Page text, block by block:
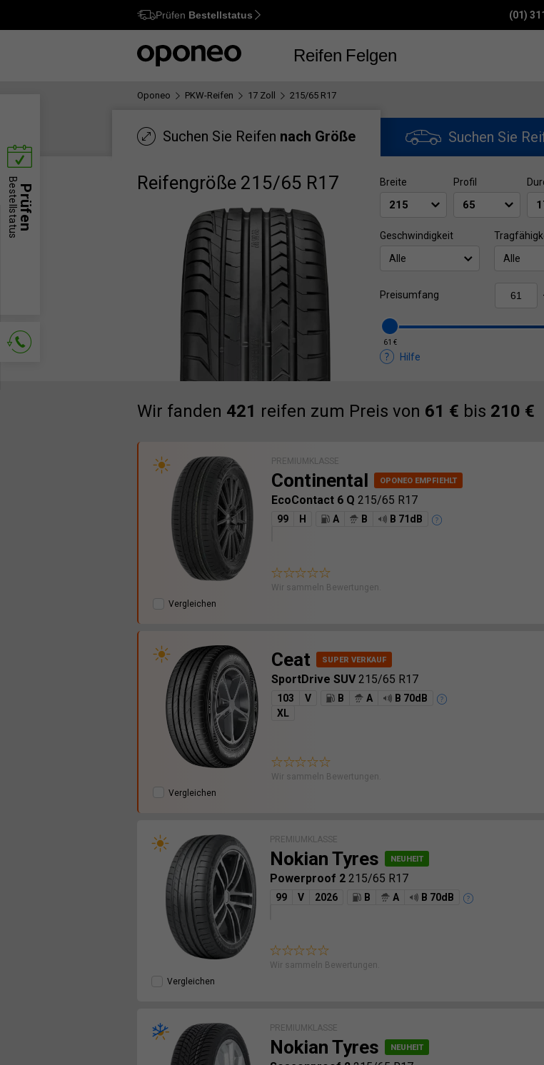
Ctrl M
Prüfen Bestellstatus (01)
Reifen Felgen
Oponeo PKW-Reifen 17 Zoll 215/65 R17
Suchen Sie Reifen nach Größe Suchen Sie
Reifengröße 215/65 R17 Breite Profil
Geschwindigkeit
Alle
Alle
Preisumfang
61 €
Hilfe
Wir fanden 421 reifen zum Preis von 61 € bis 210 €
PREMIUMKLASSE
Continental
EcoContact 6 Q 215/65 R17
99 H A B B 71dB
Wir sammeln Bewertungen.
Vergleichen
Ceat
SportDrive SUV215/65 R17
103 V B A
B 70dB
XL
Wir sammeln Bewertungen.
Vergleichen
PREMIUMKLASSE
Nokian Tyres
Powerproof 2 215/65 R17
99 V 2026 B A B 70dB
Wir sammeln Bewertungen.
Vergleichen
PREMIUMKLASSE
Nokian Tyres
Prüfen
Bestellstatus